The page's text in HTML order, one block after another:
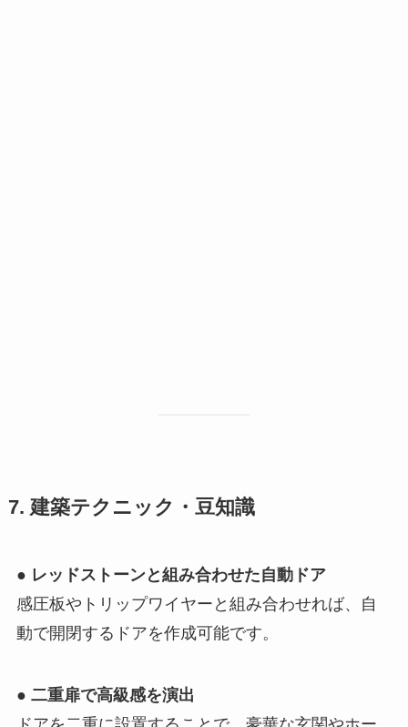
7. 建築テクニック・豆知識
● レッドストーンと組み合わせた自動ドア
感圧板やトリップワイヤーと組み合わせれば、自
動で開閉するドアを作成可能です。
● 二重扉で高級感を演出